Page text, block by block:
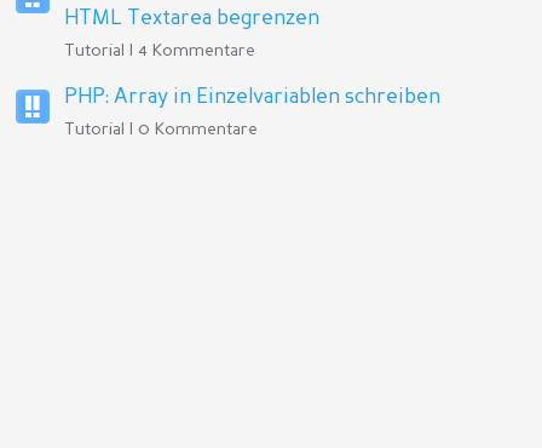
HTML Textarea begrenzen
Tutorial | 4 Kommentare
PHP: Array in Einzelvariablen schreiben
Tutorial | 0 Kommentare